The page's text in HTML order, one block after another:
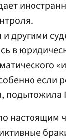
другими
в
если
подытожила
настоящим